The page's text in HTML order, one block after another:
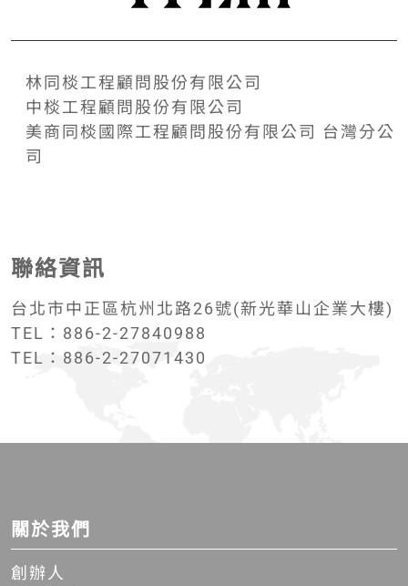
林同棪工程顧問股份有限公司
中棪工程顧問股份有限公司
美商同棪國際工程顧問股份有限公司 台灣分公
司
聯絡資訊
台北市中正區杭州北路26號(新光華山企業大樓)
TEL：886-2-27840988
TEL：886-2-27071430
關於我們
創辦人